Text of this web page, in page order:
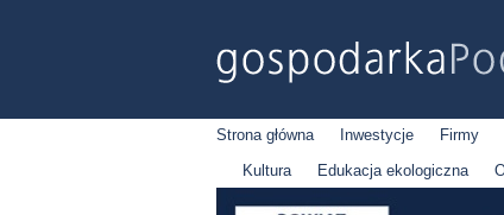
Strona główna Inwestycje Firmy
Kultura
Edukacja ekologiczna